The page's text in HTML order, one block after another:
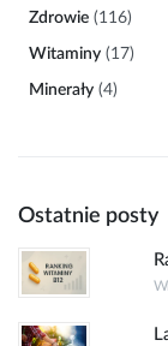
Zdrowie (116)
Witaminy (17)
Minerały (4)
Ostatnie posty